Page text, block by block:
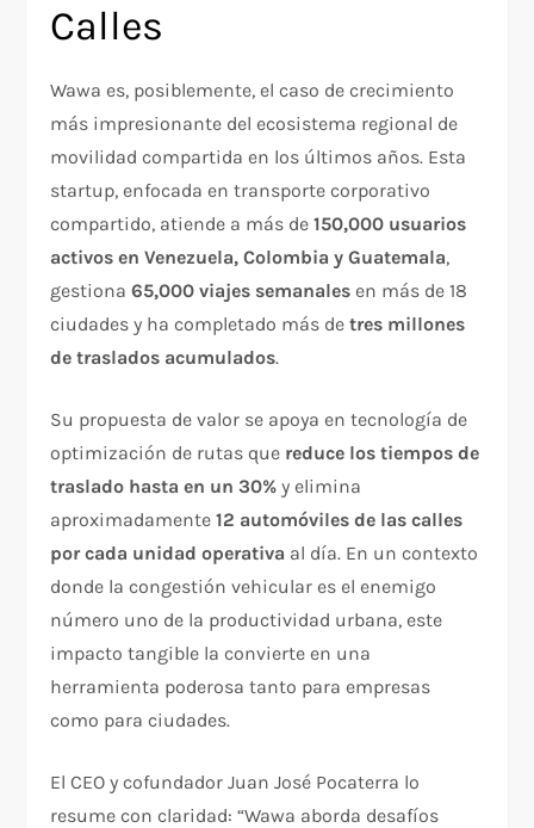
Calles
Wawa es, posiblemente, el caso de crecimiento
más impresionante del ecosistema regional de
movilidad compartida en los últimos años. Esta
startup, enfocada en transporte corporativo
compartido, atiende a más de150,000 usuarios
activos en Venezuela, Colombia y Guatemala,
gestiona65,000 viajes semanales en más de 18
ciudades y ha completado más detres millones
de traslados acumulados.
Su propuesta de valor se apoya en tecnología de
optimización de rutas que reduce los tiempos de
traslado hasta en un 30% y elimina
aproximadamente12 automóviles de las calles
por cada unidad operativa al día. En un contexto
donde la congestión vehicular es el enemigo
número uno de la productividad urbana, este
impacto tangible la convierte en una
herramienta poderosa tanto para empresas
como para ciudades.
El CEO y cofundador Juan José Pocaterra lo
resume con claridad: “Wawa aborda desafíos